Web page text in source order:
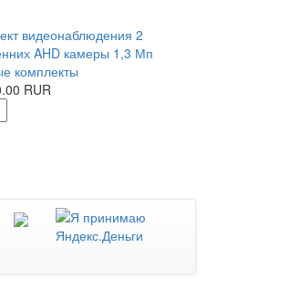
видеонаблюдения 2
AHD камеры 1,3 Мп
комплекты
RUR